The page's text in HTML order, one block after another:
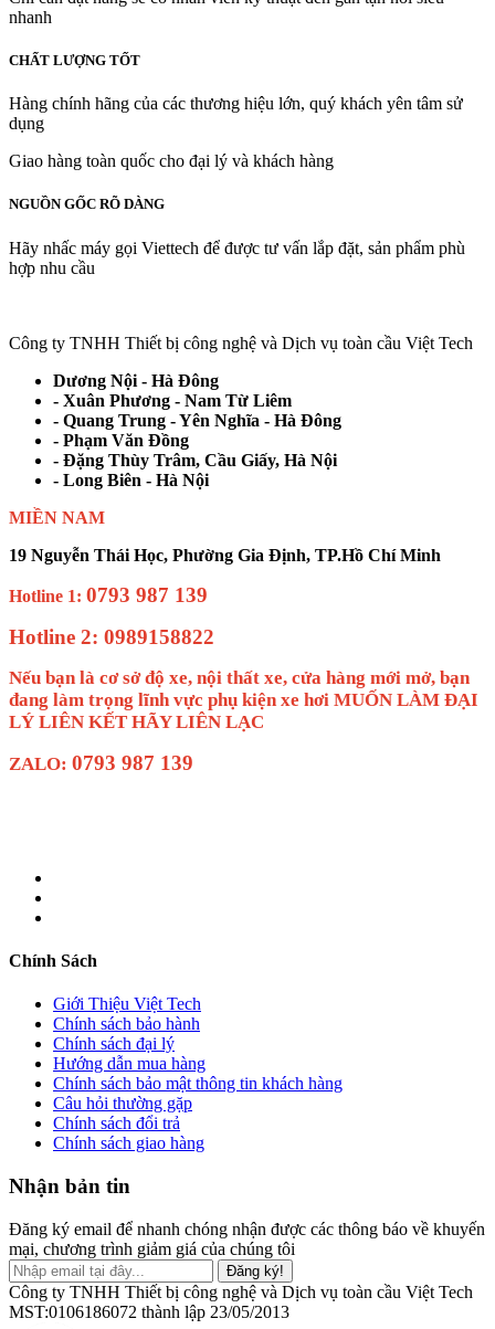
nhanh
CHẤT LƯỢNG TỐT
Hàng chính hãng của các thương hiệu lớn, quý khách yên tâm sử
dụng
Giao hàng toàn quốc cho đại lý và khách hàng
NGUỒN GỐC RÕ DÀNG
Hãy nhấc máy gọi Viettech để được tư vấn lắp đặt, sản phẩm phù
hợp nhu cầu
Công ty TNHH Thiết bị công nghệ và Dịch vụ toàn cầu Việt Tech
Dương Nội - Hà Đông
- Xuân Phương - Nam Từ Liêm
- Quang Trung - Yên Nghĩa - Hà Đông
- Phạm Văn Đồng
- Đặng Thùy Trâm, Cầu Giấy, Hà Nội
- Long Biên - Hà Nội
MIỀN NAM
19 Nguyễn Thái Học, Phường Gia Định, TP.Hồ Chí Minh
Hotline 1: 0793 987 139
Hotline 2: 0989158822
Nếu bạn là cơ sở độ xe, nội thất xe, cửa hàng mới mở, bạn
đang làm trọng lĩnh vực phụ kiện xe hơi MUỐN LÀM ĐẠI
LÝ LIÊN KẾT HÃY LIÊN LẠC
ZALO: 0793 987 139
Chính Sách
Giới Thiệu Việt Tech
Chính sách bảo hành
Chính sách đại lý
Hướng dẫn mua hàng
Chính sách bảo mật thông tin khách hàng
Câu hỏi thường gặp
Chính sách đổi trả
Chính sách giao hàng
Nhận bản tin
Đăng ký email để nhanh chóng nhận được các thông báo về khuyến
mại, chương trình giảm giá của chúng tôi
Đăng ký!
Công ty TNHH Thiết bị công nghệ và Dịch vụ toàn cầu Việt Tech
MST:0106186072 thành lập 23/05/2013